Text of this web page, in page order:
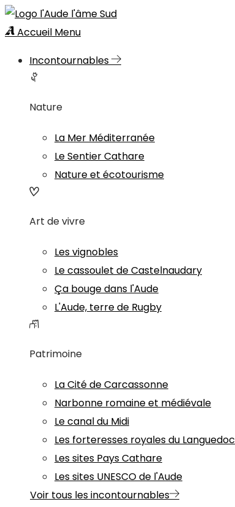
Accueil Menu
Incontournables
Nature
La Mer Méditerranée
Le Sentier Cathare
Nature et écotourisme
Art de vivre
Les vignobles
Le cassoulet de Castelnaudary
Ça bouge dans l'Aude
L'Aude, terre de Rugby
Patrimoine
La Cité de Carcassonne
Narbonne romaine et médiévale
Le canal du Midi
Les forteresses royales du Languedoc
Les sites Pays Cathare
Les sites UNESCO de l'Aude
Voir tous les incontournables